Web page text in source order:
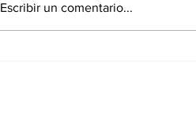
Escribir un comentario...